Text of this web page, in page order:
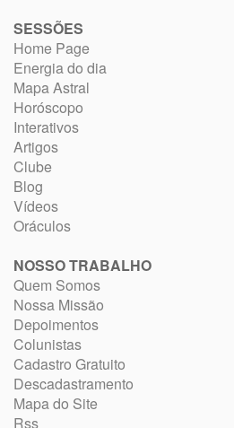
SESSÕES
Home Page
Energia do dia
Mapa Astral
Horóscopo
Interativos
Artigos
Clube
Blog
Vídeos
Oráculos
NOSSO TRABALHO
Quem Somos
Nossa Missão
Depoimentos
Colunistas
Cadastro Gratuito
Descadastramento
Mapa do Site
Rss